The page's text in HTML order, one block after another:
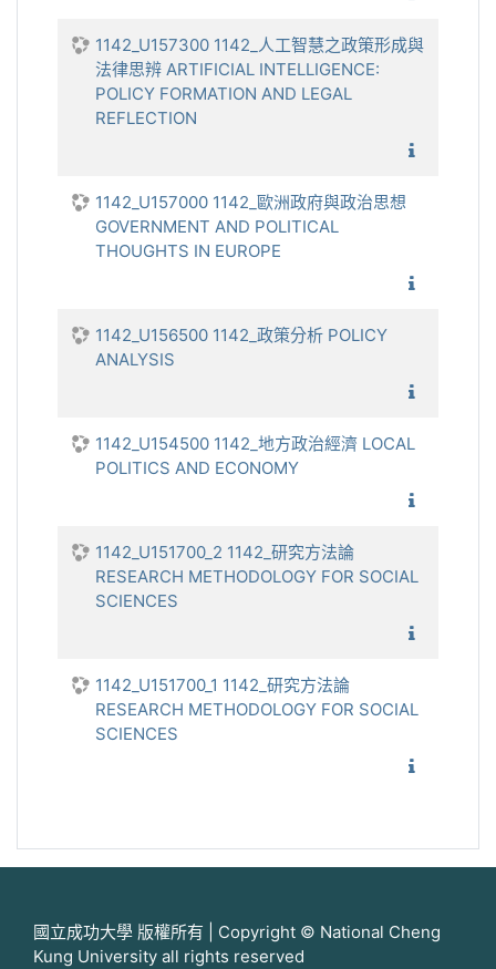
1142_U157300 1142_人工智慧之政策形成與
法律思辨 ARTIFICIAL INTELLIGENCE:
POLICY FORMATION AND LEGAL
REFLECTION
1142_U157000 1142_歐洲政府與政治思想
GOVERNMENT AND POLITICAL
THOUGHTS IN EUROPE
1142_U156500 1142_政策分析 POLICY
ANALYSIS
1142_U154500 1142_地方政治經濟 LOCAL
POLITICS AND ECONOMY
1142_U151700_2 1142_研究方法論
RESEARCH METHODOLOGY FOR SOCIAL
SCIENCES
1142_U151700_1 1142_研究方法論
RESEARCH METHODOLOGY FOR SOCIAL
SCIENCES
國立成功大學 版權所有 | Copyright © National Cheng
Kung University all rights reserved